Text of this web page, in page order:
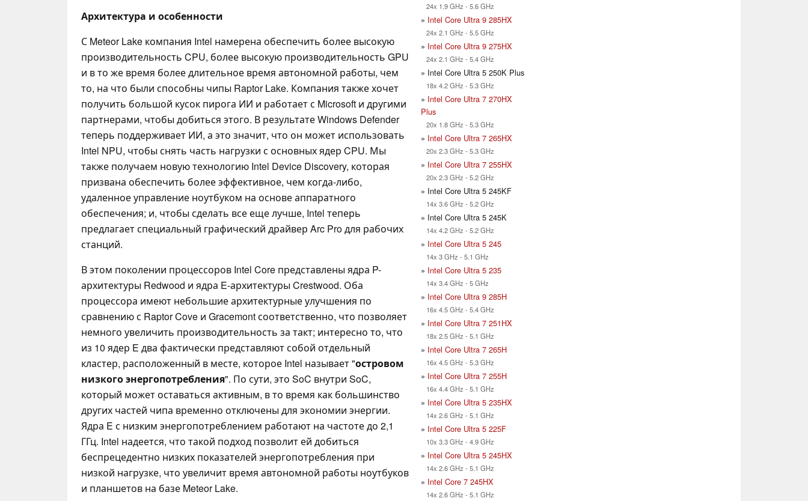
Архитектура и особенности
С Meteor Lake компания Intel намерена обеспечить более высокую
производительность CPU, более высокую производительность GPU
и в то же время более длительное время автономной работы, чем
то, на что были способны чипы Raptor Lake. Компания также хочет
получить большой кусок пирога ИИ и работает с Microsoft и другими
партнерами, чтобы добиться этого. В результате Windows Defender
теперь поддерживает ИИ, а это значит, что он может использовать
Intel NPU, чтобы снять часть нагрузки с основных ядер CPU. Мы
также получаем новую технологию Intel Device Discovery, которая
призвана обеспечить более эффективное, чем когда-либо,
удаленное управление ноутбуком на основе аппаратного
обеспечения; и, чтобы сделать все еще лучше, Intel теперь
предлагает специальный графический драйвер Arc Pro для рабочих
станций.
В этом поколении процессоров Intel Core представлены ядра P-
архитектуры Redwood и ядра E-архитектуры Crestwood. Оба
процессора имеют небольшие архитектурные улучшения по
сравнению с Raptor Cove и Gracemont соответственно, что позволяет
немного увеличить производительность за такт; интересно то, что
из 10 ядер E два фактически представляют собой отдельный
кластер, расположенный в месте, которое Intel называет "островом
низкого энергопотребления". По сути, это SoC внутри SoC,
который может оставаться активным, в то время как большинство
других частей чипа временно отключены для экономии энергии.
Ядра E с низким энергопотреблением работают на частоте до 2,1
ГГц. Intel надеется, что такой подход позволит ей добиться
беспрецедентно низких показателей энергопотребления при
низкой нагрузке, что увеличит время автономной работы ноутбуков
и планшетов на базе Meteor Lake.
24x 1.9 GHz - 5.6 GHz
» Intel Core Ultra 9 285HX
24x 2.1 GHz - 5.5 GHz
» Intel Core Ultra 9 275HX
24x 2.1 GHz - 5.4 GHz
» Intel Core Ultra 5 250K Plus
18x 4.2 GHz - 5.3 GHz
» Intel Core Ultra 7 270HX
Plus
20x 1.8 GHz - 5.3 GHz
» Intel Core Ultra 7 265HX
20x 2.3 GHz - 5.3 GHz
» Intel Core Ultra 7 255HX
20x 2.3 GHz - 5.2 GHz
» Intel Core Ultra 5 245KF
14x 3.6 GHz - 5.2 GHz
» Intel Core Ultra 5 245K
14x 4.2 GHz - 5.2 GHz
» Intel Core Ultra 5 245
14x 3 GHz - 5.1 GHz
» Intel Core Ultra 5 235
14x 3.4 GHz - 5 GHz
» Intel Core Ultra 9 285H
16x 4.5 GHz - 5.4 GHz
» Intel Core Ultra 7 251HX
18x 2.5 GHz - 5.1 GHz
» Intel Core Ultra 7 265H
16x 4.5 GHz - 5.3 GHz
» Intel Core Ultra 7 255H
16x 4.4 GHz - 5.1 GHz
» Intel Core Ultra 5 235HX
14x 2.6 GHz - 5.1 GHz
» Intel Core Ultra 5 225F
10x 3.3 GHz - 4.9 GHz
» Intel Core Ultra 5 245HX
14x 2.6 GHz - 5.1 GHz
» Intel Core 7 245HX
14x 2.6 GHz - 5.1 GHz